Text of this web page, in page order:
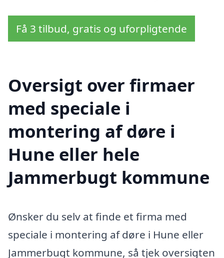
Få 3 tilbud, gratis og uforpligtende
Oversigt over firmaer
med speciale i
montering af døre i
Hune eller hele
Jammerbugt kommune
Ønsker du selv at finde et firma med
speciale i montering af døre i Hune eller
Jammerbugt kommune, så tjek oversigten